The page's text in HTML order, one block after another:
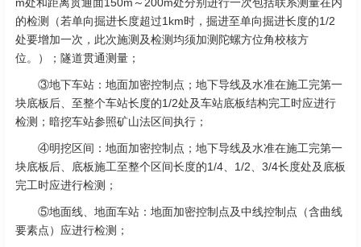
m处和距离贯通面150m～200m处分别进行一次包括联系测量在内
的检测（若单向掘进长度超过1km时，掘进至单向掘进长度的1/2
处要增加一次，此次施测及检测均须加测陀螺方位角校核方
位。）；隧道贯通测量；
③地下车站：地面加密控制点；地下导线及水准在施工完第一
块底板后、至整个车站长度的1/2处及车站底板结构完工时应进行
检测；暗挖车站参照矿山法区间执行；
④明挖区间：地面加密控制点；地下导线及水准在施工完第一
块底板后、底板施工至整个区间长度的1/4、1/2、3/4长度处及底板
完工时应进行检测；
⑤地面线、地面车站：地面加密控制点及中线控制点（含曲线
要素点）应进行检测；